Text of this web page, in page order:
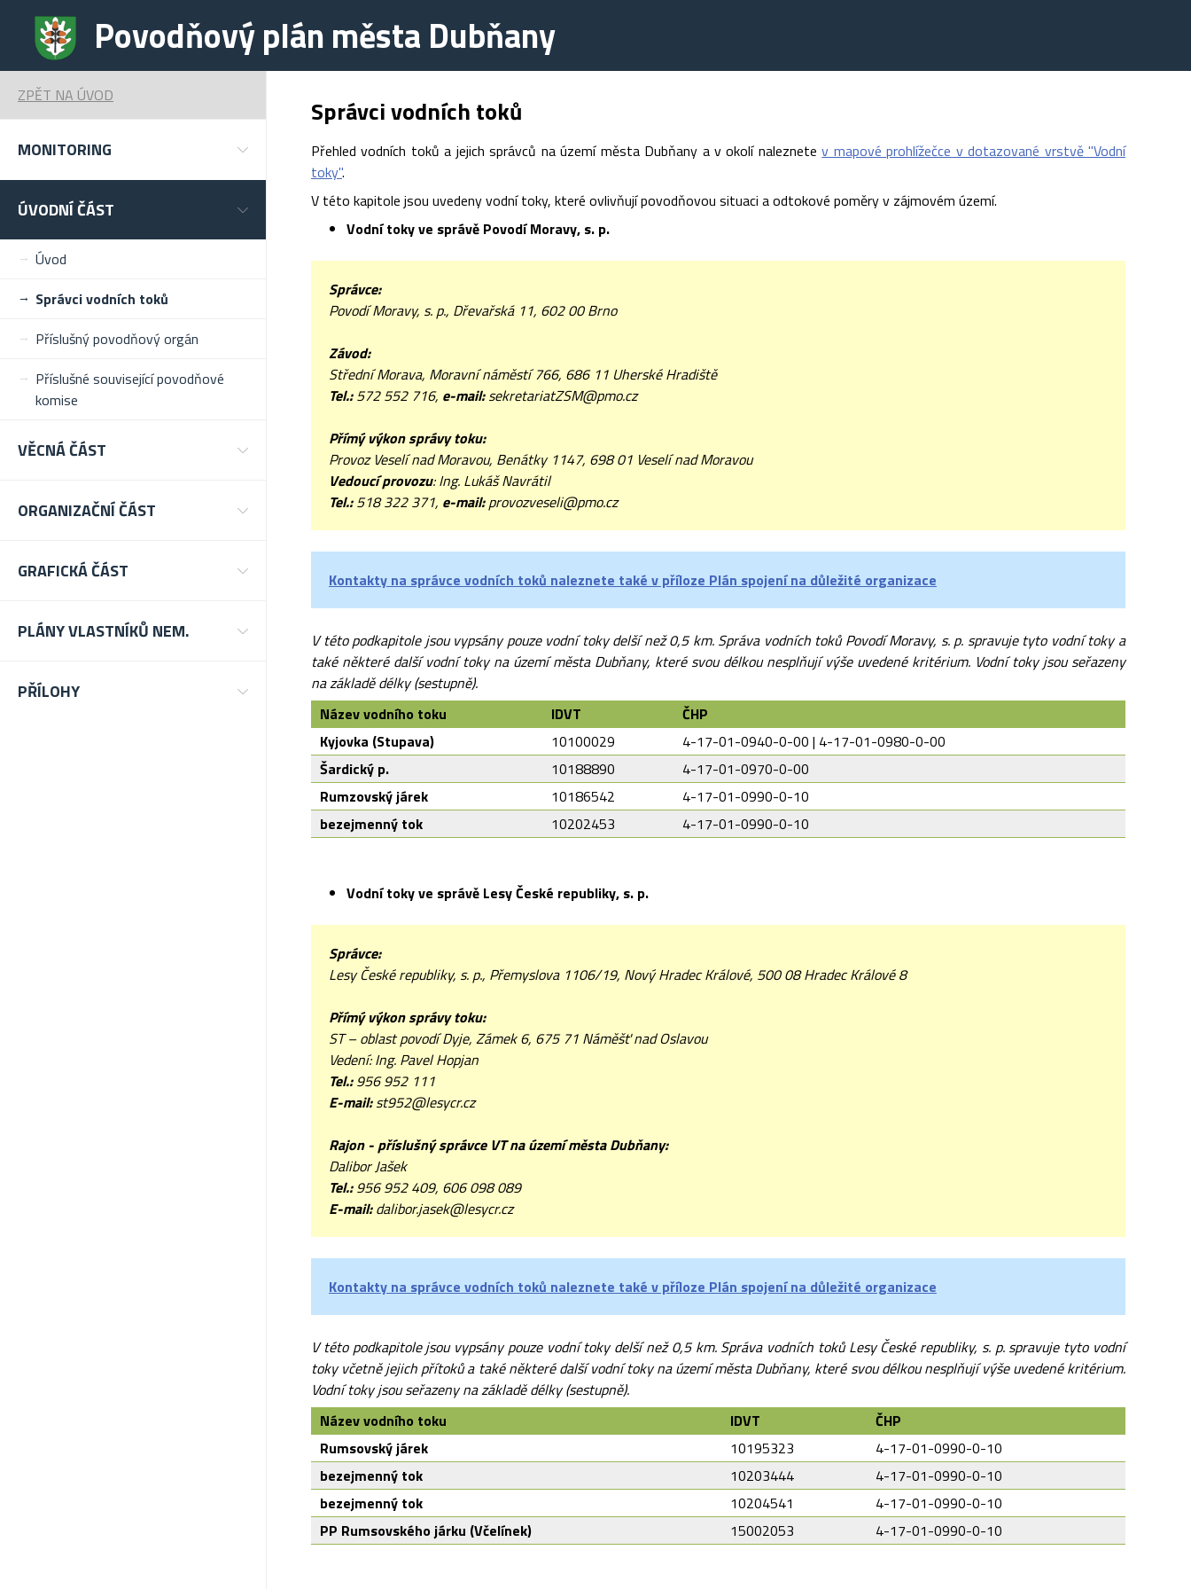
Povodňový plán města Dubňany
ZPĚT NA ÚVOD
MONITORING
ÚVODNÍ ČÁST
Úvod
Správci vodních toků
Příslušný povodňový orgán
Příslušné související povodňové
komise
VĚCNÁ ČÁST
ORGANIZAČNÍ ČÁST
GRAFICKÁ ČÁST
PLÁNY VLASTNÍKŮ NEM.
PŘÍLOHY
Správci vodních toků
Přehled vodních toků a jejich správců na území města Dubňany a v okolí naleznetev mapové prohlížečce v dotazované vrstvě "Vodní
toky".
V této kapitole jsou uvedeny vodní toky, které ovlivňují povodňovou situaci a odtokové poměry v zájmovém území.
Vodní toky ve správě Povodí Moravy, s. p.
Správce:
Povodí Moravy, s. p., Dřevařská 11, 602 00 Brno
Závod:
Střední Morava, Moravní náměstí 766, 686 11 Uherské Hradiště
Tel.:572 552 716, e-mail:sekretariatZSM@pmo.cz
Přímý výkon správy toku:
Provoz Veselí nad Moravou, Benátky 1147, 698 01 Veselí nad Moravou
Vedoucí provozu: Ing. Lukáš Navrátil
Tel.:518 322 371, e-mail:provozveseli@pmo.cz
Kontakty na správce vodních toků naleznete také v příloze Plán spojení na důležité organizace
V této podkapitole jsou vypsány pouze vodní toky delší než 0,5 km. Správa vodních toků Povodí Moravy, s. p. spravuje tyto vodní toky a
také některé další vodní toky na území města Dubňany, které svou délkou nesplňují výše uvedené kritérium. Vodní toky jsou seřazeny
na základě délky (sestupně).
Název vodního toku
IDVT
ČHP
Kyjovka (Stupava)
10100029
4-17-01-0940-0-00 | 4-17-01-0980-0-00
Šardický p.
10188890
4-17-01-0970-0-00
Rumzovský járek
10186542
4-17-01-0990-0-10
bezejmenný tok
10202453 4-17-01-0990-0-10
Vodní toky ve správě Lesy České republiky, s. p.
Správce:
Lesy České republiky, s. p., Přemyslova 1106/19, Nový Hradec Králové, 500 08 Hradec Králové 8
Přímý výkon správy toku:
ST – oblast povodí Dyje, Zámek 6, 675 71 Náměšť nad Oslavou
Vedení: Ing. Pavel Hopjan
Tel.:956 952 111
E-mail:st952@lesycr.cz
Rajon - příslušný správce VT na území města Dubňany:
Dalibor Jašek
Tel.:956 952 409, 606 098 089
E-mail:dalibor.jasek@lesycr.cz
Kontakty na správce vodních toků naleznete také v příloze Plán spojení na důležité organizace
V této podkapitole jsou vypsány pouze vodní toky delší než 0,5 km. Správa vodních toků Lesy České republiky, s. p. spravuje tyto vodní
toky včetně jejich přítoků a také některé další vodní toky na území města Dubňany, které svou délkou nesplňují výše uvedené kritérium.
Vodní toky jsou seřazeny na základě délky (sestupně).
Název vodního toku
IDVT
ČHP
Rumsovský járek
10195323
4-17-01-0990-0-10
bezejmenný tok
10203444
4-17-01-0990-0-10
bezejmenný tok
10204541
4-17-01-0990-0-10
PP Rumsovského járku (Včelínek)
15002053 4-17-01-0990-0-10